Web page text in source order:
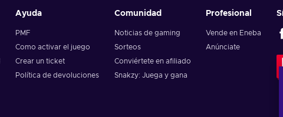
Ayuda
PMF
Como activar el juego
Crear un ticket
Política de devoluciones
Comunidad
Noticias de gaming
Sorteos
Conviértete en afiliado
Snakzy: Juega y gana
Profesional
Vende en Eneba
Anúnciate